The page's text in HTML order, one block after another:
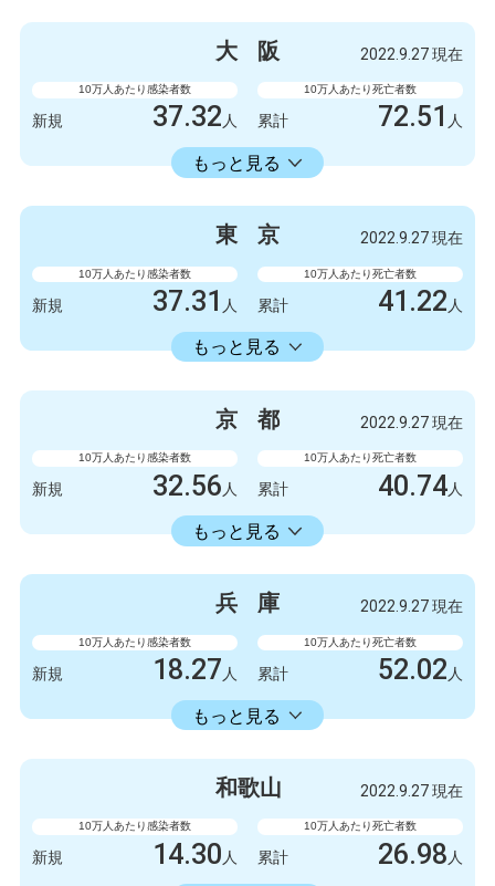
大 阪 2022.9.27 現在
10万人あたり感染者数
新規 37.32 人
10万人あたり死亡者数
累計 72.51 人
もっと見る
23598.73人
3300人 新規
6412
東 京 2022.9.27 現在
10万人あたり感染者数
新規 37.31 人
10万人あたり死亡者数
累計 41.22 人
もっと見る
22429.74人
5247人 新規
3154675 5798
京 都 2022.9.27 現在
10万人あたり感染者数
新規 32.56 人
10万人あたり死亡者数
累計 40.74人
もっと見る
18413.86人
840人 新規
475063 1051
兵 庫 2022.9.27 現在
10万人あたり感染者数
新規 18.27 人
10万人あたり死亡者数
累計 52.02 人
もっと見る
18353.34人
999人 新規
1003778 2845
和歌山 2022.9.27 現在
10万人あたり感染者数
新規 14.30 人
10万人あたり死亡者数
累計 26.98 人